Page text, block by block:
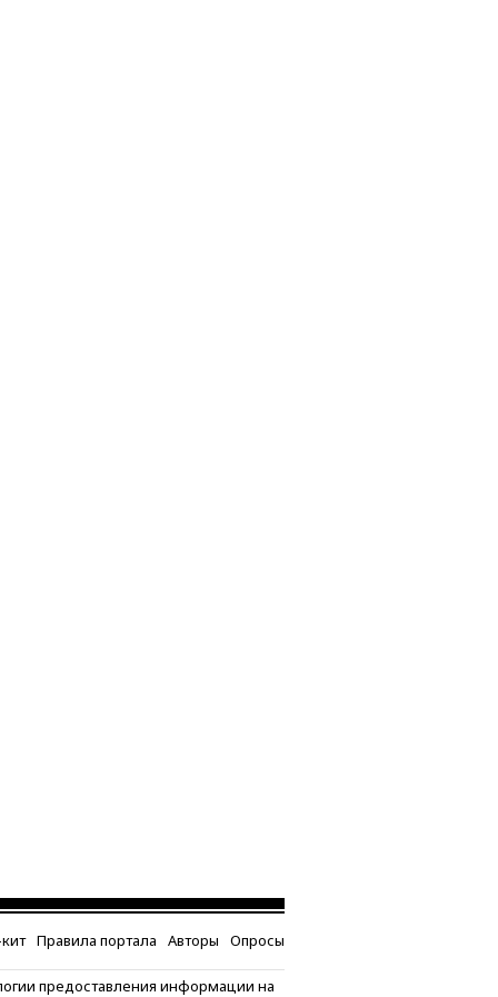
Правила портала Авторы Опросы
предоставления информации на